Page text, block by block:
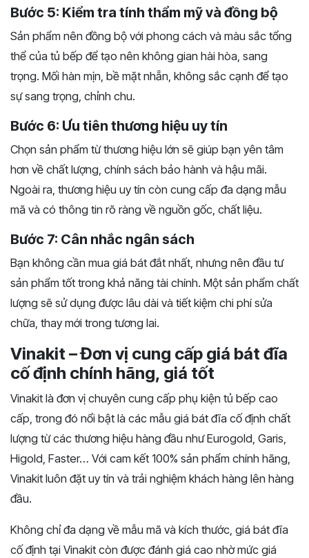
Bước 5: Kiểm tra tính thẩm mỹ và đồng bộ
Sản phẩm nên đồng bộ với phong cách và màu sắc tổng
thể của tủ bếp để tạo nên không gian hài hòa, sang
trọng. Mối hàn mịn, bề mặt nhẵn, không sắc cạnh để tạo
sự sang trọng, chỉnh chu.
Bước 6: Ưu tiên thương hiệu uy tín
Chọn sản phẩm từ thương hiệu lớn sẽ giúp bạn yên tâm
hơn về chất lượng, chính sách bảo hành và hậu mãi.
Ngoài ra, thương hiệu uy tín còn cung cấp đa dạng mẫu
mã và có thông tin rõ ràng về nguồn gốc, chất liệu.
Bước 7: Cân nhắc ngân sách
Bạn không cần mua giá bát đắt nhất, nhưng nên đầu tư
sản phẩm tốt trong khả năng tài chính. Một sản phẩm chất
lượng sẽ sử dụng được lâu dài và tiết kiệm chi phí sửa
chữa, thay mới trong tương lai.
Vinakit – Đơn vị cung cấp giá bát đĩa
cố định chính hãng, giá tốt
Vinakit là đơn vị chuyên cung cấp phụ kiện tủ bếp cao
cấp, trong đó nổi bật là các mẫu giá bát đĩa cố định chất
lượng từ các thương hiệu hàng đầu như Eurogold, Garis,
Higold, Faster… Với cam kết 100% sản phẩm chính hãng,
Vinakit luôn đặt uy tín và trải nghiệm khách hàng lên hàng
đầu.
Không chỉ đa dạng về mẫu mã và kích thước, giá bát đĩa
cố định tại Vinakit còn được đánh giá cao nhờ mức giá